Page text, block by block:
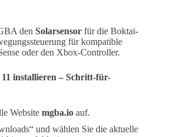
den Solarsensor für die Boktai-
für kompatible
oder den Xbox-Controller.
installieren – Schritt-für-
Website mgba.io auf.
und wählen Sie die aktuelle